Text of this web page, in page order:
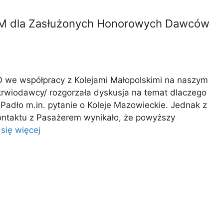
dla Zasłużonych Honorowych Dawców
współpracy z Kolejami Małopolskimi na naszym
rozgorzała dyskusja na temat dlaczego
m.in. pytanie o Koleje Mazowieckie. Jednak z
z Pasażerem wynikało, że powyższy
więcej